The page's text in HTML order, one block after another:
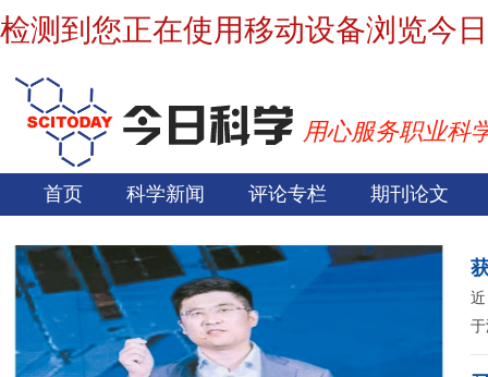
检测到您正在使用移动设备浏览今
用心服务职业科
首页 科学新闻 评论专栏 期刊论文